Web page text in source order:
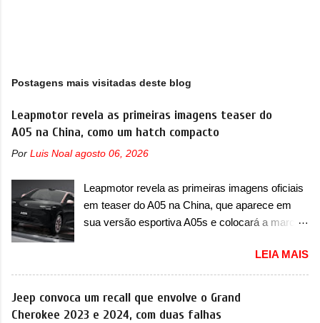
Postagens mais visitadas deste blog
Leapmotor revela as primeiras imagens teaser do
A05 na China, como um hatch compacto
Por Luis Noal agosto 06, 2026
Leapmotor revela as primeiras imagens oficiais
em teaser do A05 na China, que aparece em
sua versão esportiva A05s e colocará a marca
apresentando uma rápida expansão na China
em termos de portfólio. Apoiada pela Stellantis,
a marca confirmou a estreia de um novo
modelo compacto à sua linha. Posicionado
LEIA MAIS
Jeep convoca um recall que envolve o Grand
Cherokee 2023 e 2024, com duas falhas